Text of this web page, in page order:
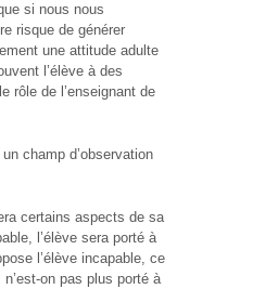
si nous nous
risque de générer
une attitude adulte
l’élève à des
rôle de l’enseignant de
champ d’observation
certains aspects de sa
l’élève sera porté à
l’élève incapable, ce
on pas plus porté à